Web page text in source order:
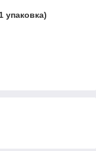
упаковка)